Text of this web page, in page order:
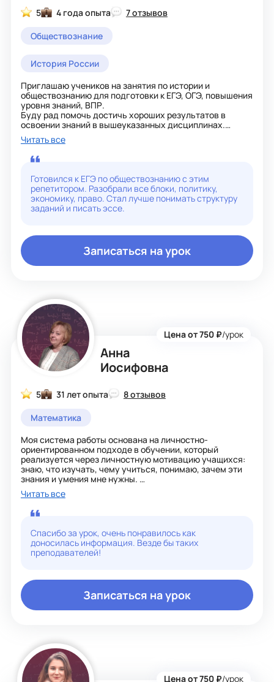
5 4 года опыта
7 отзывов
Обществознание
История России
Приглашаю учеников на занятия по истории и
обществознанию для подготовки к ЕГЭ, ОГЭ, повышения
уровня знаний, ВПР.
Буду рад помочь достичь хороших результатов в
освоении знаний в вышеуказанных дисциплинах.
На занятиях у меня всегда интересно и познавательно.
Умею увлекательно преподносить материал.
Для каждого ученика смогу подобрать
индивидуальный подход.
Читать все
Готовился к ЕГЭ по обществознанию с этим
репетитором. Разобрали все блоки, политику,
экономику, право. Стал лучше понимать структуру
заданий и писать эссе.
Записаться на урок
Анна
Иосифовна
Цена от 750 ₽/урок
5 31 лет опыта
8 отзывов
Математика
Моя система работы основана на личностно-
ориентированном подходе в обучении, который
реализуется через личностную мотивацию учащихся:
знаю, что изучать, чему учиться, понимаю, зачем эти
знания и умения мне нужны.
Убеждена, что базисные школьные знания должны быть
усвоены основательно, чтобы оставались
действующими на протяжении всей жизни, быть
твёрдой основой для накопления новых знаний.
Может банально, но математику уже люблю за то, что
ум в порядок приводит!
Читать все
Спасибо за урок, очень понравилось как
доносилась информация. Везде бы таких
преподавателей!
Записаться на урок
Цена от 750 ₽/урок